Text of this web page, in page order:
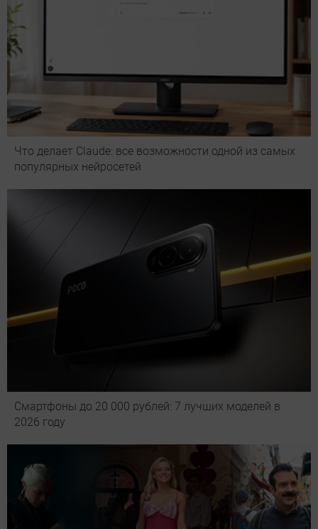
Что делает Сlaude: все возможности одной из самых
популярных нейросетей
Смартфоны до 20 000 рублей: 7 лучших моделей в
2026 году